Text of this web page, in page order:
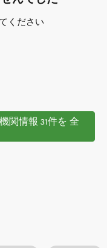
ください
関情報 31件を 全